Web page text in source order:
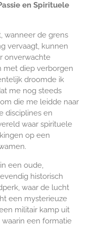
en Spirituele
wanneer de grens
vervaagt, kunnen
onverwachte
met diep verborgen
droomde ik
me nog steeds
die me leidde naar
disciplines en
waar spirituele
op een
een oude,
historisch
waar de lucht
een mysterieuze
militair kamp uit
een formatie